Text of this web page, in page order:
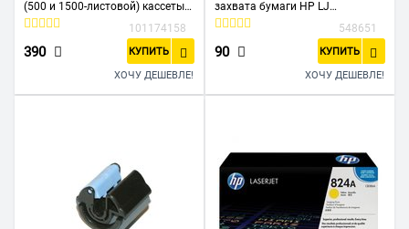
(500 и 1500-листовой) кассеты
НР LJ 4200/4300/P4014/P4015
101174158
390 КУПИТЬ
ХОЧУ ДЕШЕВЛЕ!
захвата бумаги HP LJ
1000/1150/1200/1300/3380/LBP
548651
90 КУПИТЬ
ХОЧУ ДЕШЕВЛЕ!